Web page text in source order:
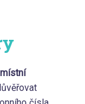
místní